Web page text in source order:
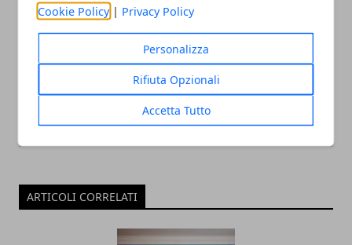
Cookie Policy | Privacy Policy
Personalizza
Rifiuta Opzionali
Accetta Tutto
Redazione
ARTICOLI CORRELATI